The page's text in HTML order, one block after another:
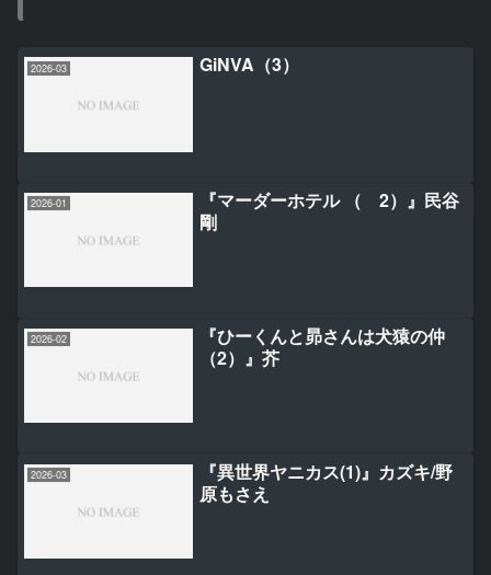
2026-03 GiNVA（3）
2026-01
『マーダーホテル （ 2）』民谷
剛
2026-02
『ひーくんと昴さんは犬猿の仲
（2）』芥
2026-03
『異世界ヤニカス(1)』カズキ/野
原もさえ